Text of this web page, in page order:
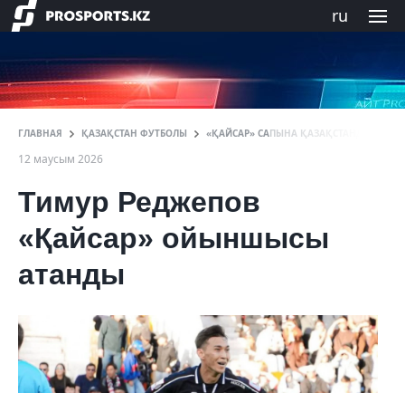
ru
ГЛАВНАЯ ҚАЗАҚСТАН ФУТБОЛЫ «ҚАЙСАР» САПЫНА ҚАЗАҚСТАНДЫҚ
12 маусым 2026
Тимур Реджепов
«Қайсар» ойыншысы
атанды